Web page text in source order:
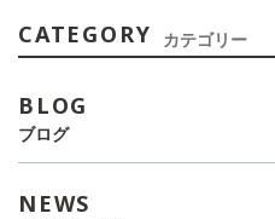
CATEGORY カテゴリー
BLOG
ブログ
NEWS